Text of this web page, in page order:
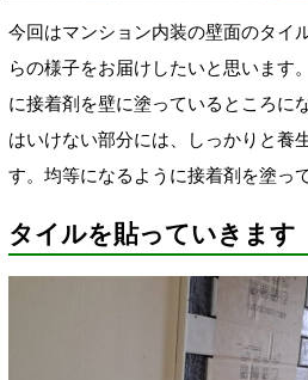
今回はマンション内装の壁面のタイ
らの様子をお届けしたいと思います
に接着剤を壁に塗っているところに
はいけない部分には、しっかりと養
す。均等になるように接着剤を塗っ
タイルを貼っていきます